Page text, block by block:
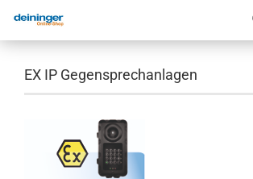
EX IP Gegensprechanlagen